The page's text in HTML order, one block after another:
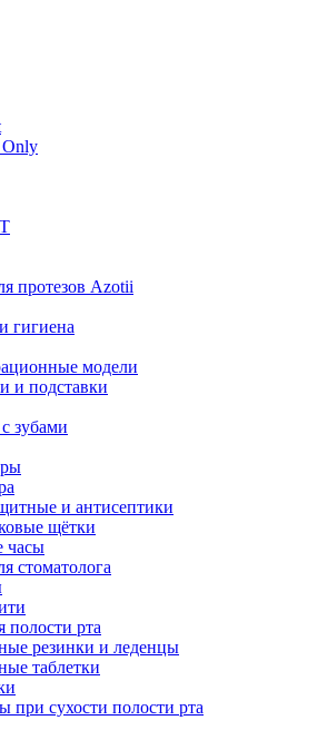
Only
протезов Azotii
гигиена
модели
и подставки
зубами
и антисептики
щётки
часы
стоматолога
полости рта
резинки и леденцы
таблетки
при сухости полости рта